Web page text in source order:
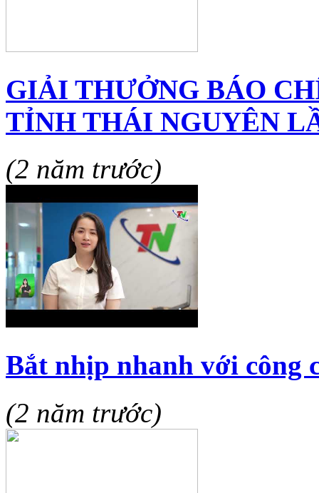
GIẢI THƯỞNG BÁO
TỈNH THÁI NGUYÊN
(2 năm trước)
Bắt nhịp nhanh với công
(2 năm trước)